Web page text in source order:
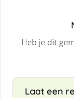
Heb je dit
Laat een